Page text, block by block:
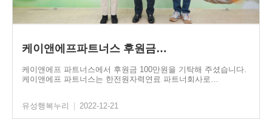
케이앤에프파트너스 후원금…
케이앤에프 파트너스에서 후원금 100만원을 기탁해 주셨습니다.
케이앤에프 파트너스는 한전원자력연료 파트너회사로…
유성행복누리 2022-12-21